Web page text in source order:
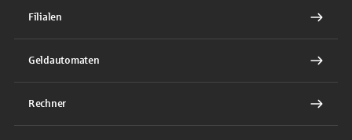
Filialen
Geldautomaten
Rechner